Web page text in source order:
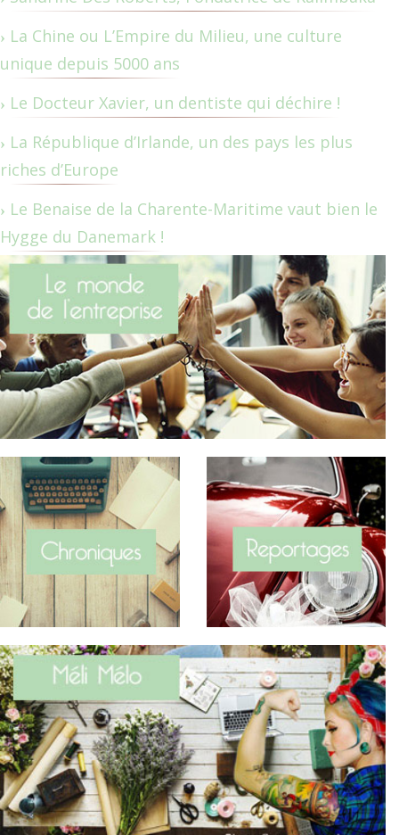
La Chine ou L’Empire du Milieu, une culture
unique depuis 5000 ans
Le Docteur Xavier, un dentiste qui déchire !
La République d’Irlande, un des pays les plus
riches d’Europe
Le Benaise de la Charente-Maritime vaut bien le
Hygge du Danemark !